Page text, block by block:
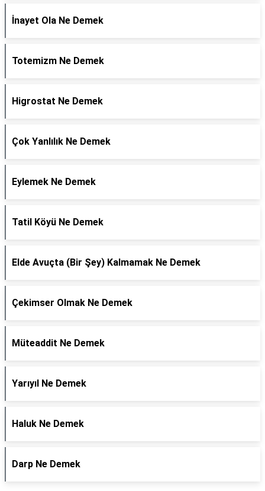
İnayet Ola Ne Demek
Totemizm Ne Demek
Higrostat Ne Demek
Çok Yanlılık Ne Demek
Eylemek Ne Demek
Tatil Köyü Ne Demek
Elde Avuçta (Bir Şey) Kalmamak Ne Demek
Çekimser Olmak Ne Demek
Müteaddit Ne Demek
Yarıyıl Ne Demek
Haluk Ne Demek
Darp Ne Demek